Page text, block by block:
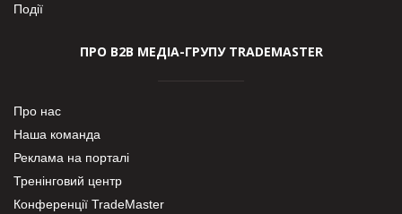
Події
ПРО В2В МЕДІА-ГРУПУ TRADEMASTER
Про нас
Наша команда
Реклама на порталі
Тренінговий центр
Конференції TradeMaster